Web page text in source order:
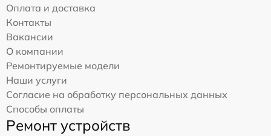
Оплата и доставка
Контакты
Вакансии
О компании
Ремонтируемые модели
Наши услуги
Согласие на обработку персональных данных
Способы оплаты
Ремонт устройств